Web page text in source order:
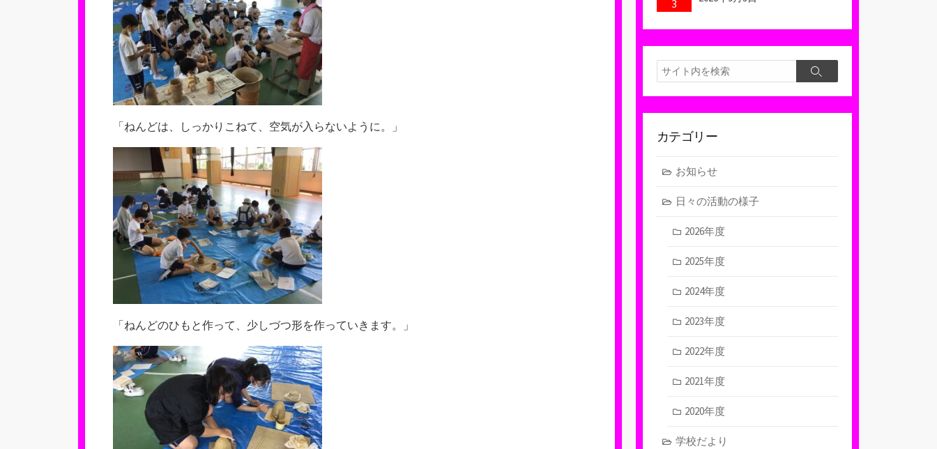
「ねんどは、しっかりこねて、空気が入らないように。」
「ねんどのひもと作って、少しづつ形を作っていきます。」
3
検
索
検
カテゴリー
お知らせ
日々の活動の様子
2026年度
2025年度
2024年度
2023年度
2022年度
2021年度
2020年度
学校だより